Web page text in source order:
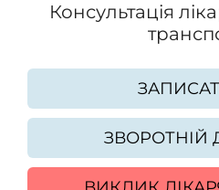
Консультація
ЗВОРОТНІЙ